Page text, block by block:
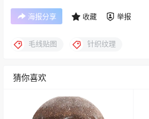
海报分享 收藏 举报
毛线贴图 针织纹理
猜你喜欢